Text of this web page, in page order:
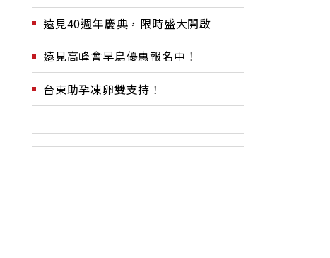
遠見40週年慶典，限時盛大開啟
遠見高峰會早鳥優惠報名中！
台東助孕凍卵雙支持！